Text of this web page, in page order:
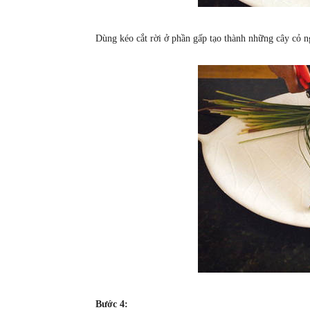
Dùng kéo cắt rời ở phần gấp tạo thành những cây cỏ
Bước 4: